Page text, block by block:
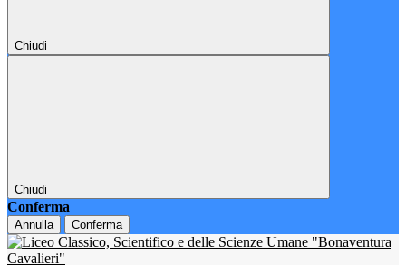
Chiudi
Chiudi
Conferma
Annulla Conferma